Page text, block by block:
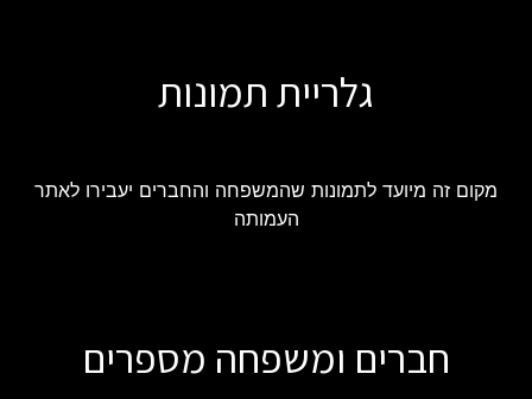
גלריית תמונות
מקום זה מיועד לתמונות שהמשפחה והחברים יעבירו לאתר
העמותה
חברים ומשפחה מספרים